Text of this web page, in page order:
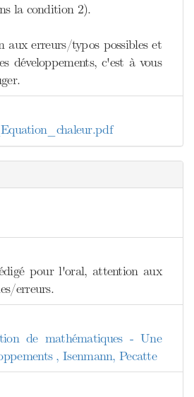
la condition 2).
aux erreurs/typos possibles et
développements, c'est à vous
pour l'oral, attention aux
erreurs.
de mathématiques - Une
, Isenmann, Pecatte